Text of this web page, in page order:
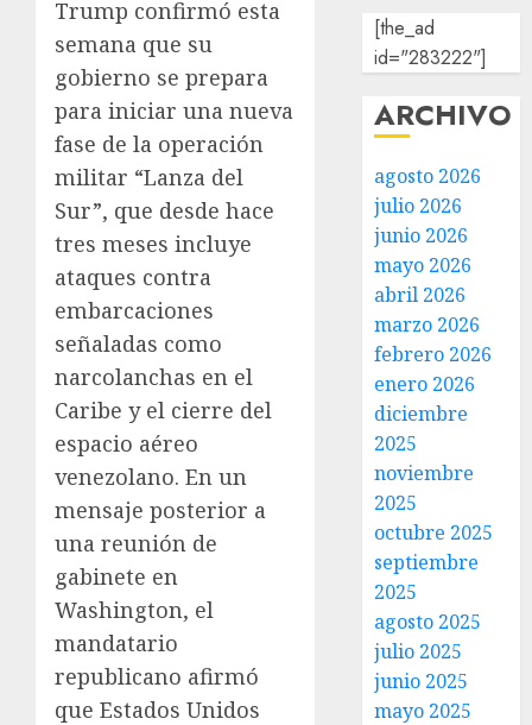
Trump confirmó esta
semana que su
gobierno se prepara
para iniciar una nueva
fase de la operación
militar “Lanza del
Sur”, que desde hace
tres meses incluye
ataques contra
embarcaciones
señaladas como
narcolanchas en el
Caribe y el cierre del
espacio aéreo
venezolano. En un
mensaje posterior a
una reunión de
gabinete en
Washington, el
mandatario
republicano afirmó
que Estados Unidos
[the_ad
id="283222"]
ARCHIVO
agosto 2026
julio 2026
junio 2026
mayo 2026
abril 2026
marzo 2026
febrero 2026
enero 2026
diciembre
2025
noviembre
2025
octubre 2025
septiembre
2025
agosto 2025
julio 2025
junio 2025
mayo 2025